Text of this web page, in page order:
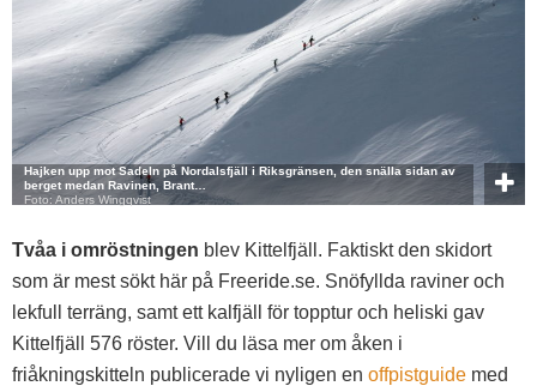
Hajken upp mot Sadeln på Nordalsfjäll i Riksgränsen, den snälla sidan av
berget medan Ravinen, Brant…
Foto: Anders Wingqvist
Tvåa i omröstningen blev Kittelfjäll. Faktiskt den skidort
som är mest sökt här på Freeride.se. Snöfyllda raviner och
lekfull terräng, samt ett kalfjäll för topptur och heliski gav
Kittelfjäll 576 röster. Vill du läsa mer om åken i
friåkningskitteln publicerade vi nyligen en offpistguide med